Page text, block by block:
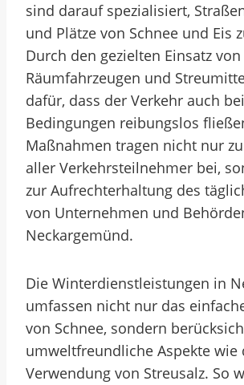
sind darauf spezialisiert,
und Plätze von Schnee und Eis
Durch den gezielten Einsatz von
Räumfahrzeugen und
dafür, dass der Verkehr auch
Bedingungen reibungslos
Maßnahmen tragen nicht nur
aller Verkehrsteilnehmer bei,
zur Aufrechterhaltung des
von Unternehmen und
Neckargemünd.
Die Winterdienstleistungen in
umfassen nicht nur das
von Schnee, sondern
umweltfreundliche Aspekte wie
Verwendung von Streusalz. So